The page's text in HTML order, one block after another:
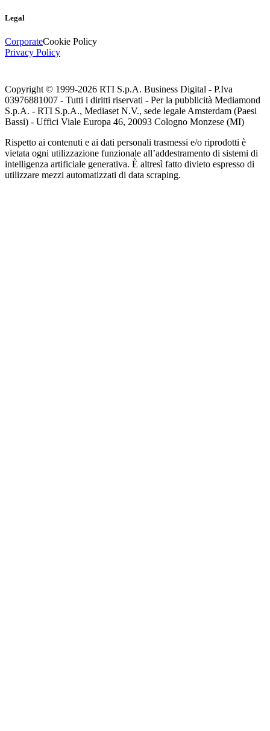
Legal
CorporateCookie Policy
Privacy Policy
Copyright © 1999-2026 RTI S.p.A. Business Digital - P.Iva
03976881007 - Tutti i diritti riservati - Per la pubblicità Mediamond
S.p.A. - RTI S.p.A., Mediaset N.V., sede legale Amsterdam (Paesi
Bassi) - Uffici Viale Europa 46, 20093 Cologno Monzese (MI)
Rispetto ai contenuti e ai dati personali trasmessi e/o riprodotti è
vietata ogni utilizzazione funzionale all’addestramento di sistemi di
intelligenza artificiale generativa. È altresì fatto divieto espresso di
utilizzare mezzi automatizzati di data scraping.